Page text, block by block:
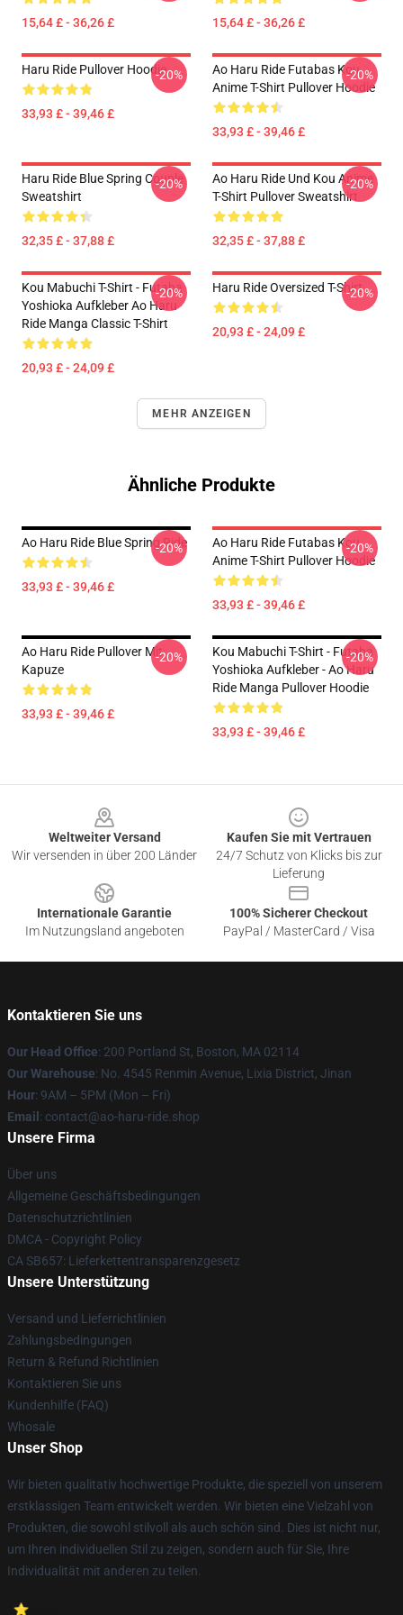
15,64 £ - 36,26 £ 15,64 £ - 36,26 £
Haru Ride Pullover Hoodie
33,93 £ - 39,46 £
-20%
Ao Haru Ride Futabas Kou
Anime T-Shirt Pullover Hoodie
33,93 £ - 39,46 £
-20%
Haru Ride Blue Spring Couple
Sweatshirt
32,35 £ - 37,88 £
-20%
Ao Haru Ride Und Kou Anime
T-Shirt Pullover Sweatshirt
32,35 £ - 37,88 £
-20%
Kou Mabuchi T-Shirt - Futaba
Yoshioka Aufkleber Ao Haru
Ride Manga Classic T-Shirt
20,93 £ - 24,09 £
-20% Haru Ride Oversized T-Shirt
20,93 £ - 24,09 £
-20%
MEHR ANZEIGEN
Ähnliche Produkte
Ao Haru Ride Blue Spring Ride
33,93 £ - 39,46 £
-20%
Ao Haru Ride Futabas Kou
Anime T-Shirt Pullover Hoodie
33,93 £ - 39,46 £
-20%
Ao Haru Ride Pullover Mit
Kapuze
33,93 £ - 39,46 £
-20%
Kou Mabuchi T-Shirt - Futaba
Yoshioka Aufkleber - Ao Haru
Ride Manga Pullover Hoodie
33,93 £ - 39,46 £
-20%
Weltweiter Versand
Wir versenden in über 200 Länder
Kaufen Sie mit Vertrauen
24/7 Schutz von Klicks bis zur
Lieferung
Internationale Garantie
Im Nutzungsland angeboten
100% Sicherer Checkout
PayPal / MasterCard / Visa
Kontaktieren Sie uns
Our Head Office: 200 Portland St, Boston, MA 02114
Our Warehouse: No. 4545 Renmin Avenue, Lixia District, Jinan
Hour: 9AM – 5PM (Mon – Fri)
Email : contact@ao-haru-ride.shop
Unsere Firma
Über uns
Allgemeine Geschäftsbedingungen
Datenschutzrichtlinien
DMCA - Copyright Policy
CA SB657: Lieferkettentransparenzgesetz
Unsere Unterstützung
Versand und Lieferrichtlinien
Zahlungsbedingungen
Return & Refund Richtlinien
Kontaktieren Sie uns
Kundenhilfe (FAQ)
Whosale
Unser Shop
Wir bieten qualitativ hochwertige Produkte, die speziell von unserem
erstklassigen Team entwickelt werden. Wir bieten eine Vielzahl von
Produkten, die sowohl stilvoll als auch schön sind. Dies ist nicht nur,
um Ihren individuellen Stil zu zeigen, sondern auch für Sie, Ihre
Individualität mit anderen zu teilen.